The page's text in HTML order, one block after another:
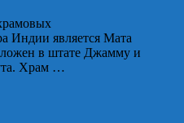
Индии является Мата
в штате Джамму и
Храм …